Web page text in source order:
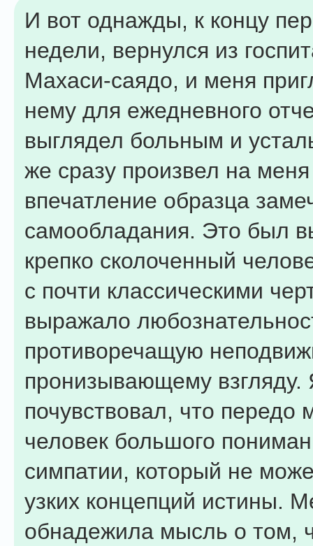
И вот однажды, к концу
недели, вернулся из
Махаси-саядо, и меня
нему для ежедневного
выглядел больным и
же сразу произвел на меня
впечатление образца
самообладания. Это был
крепко сколоченный
с почти классическими
выражало
противоречащую
пронизывающему взгляду.
почувствовал, что передо
человек большого
симпатии, который не
узких концепций истины.
обнадежила мысль о том,